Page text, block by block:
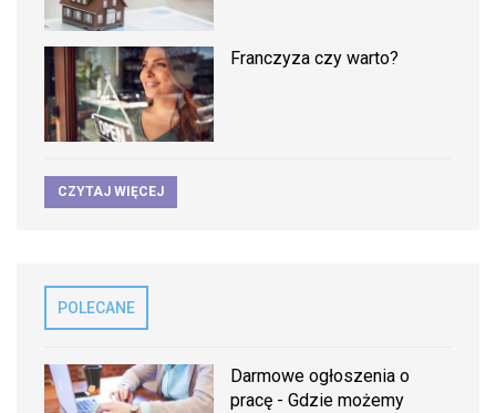
Franczyza czy warto?
CZYTAJ WIĘCEJ
POLECANE
Darmowe ogłoszenia o
pracę - Gdzie możemy